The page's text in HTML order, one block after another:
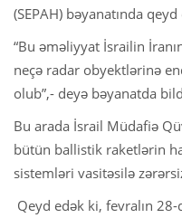
(SEPAH) bəyanatında
“Bu əməliyyat İsrailin
neçə radar obyektlərinə
olub”,- deyə bəyanatda
Bu arada İsrail Müdafiə
bütün ballistik raketlərin
sistemləri vasitəsilə
Qeyd edək ki, fevralın